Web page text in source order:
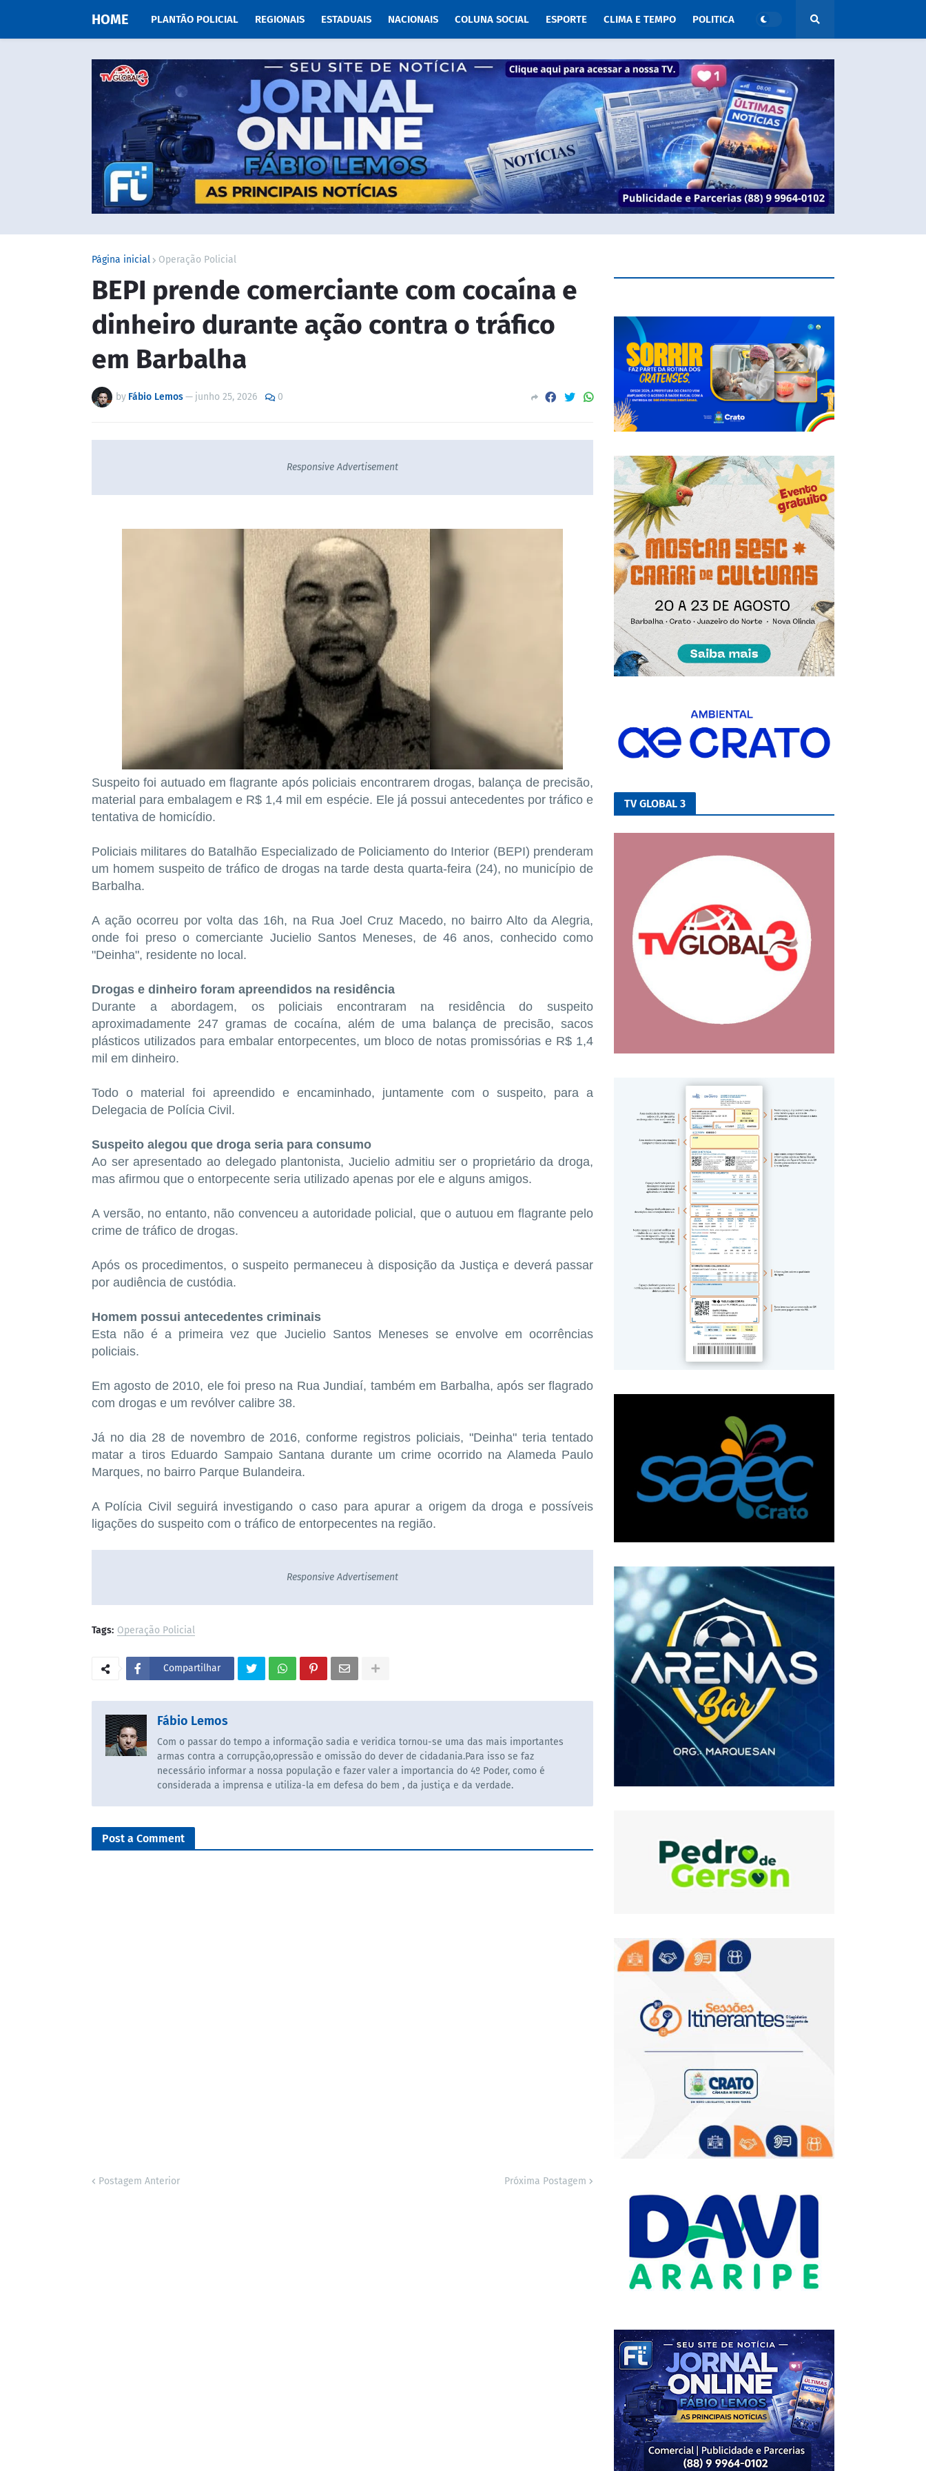
HOME PLANTÃO POLICIAL REGIONAIS ESTADUAIS NACIONAIS COLUNA SOCIAL ESPORTE CLIMA E TEMPO POLITICA
Página inicial Operação Policial
BEPI prende comerciante com cocaína e
dinheiro durante ação contra o tráfico
em Barbalha
by Fábio Lemos— junho 25, 2026 0
Responsive Advertisement
Suspeito foi autuado em flagrante após policiais encontrarem drogas, balança de precisão,
material para embalagem e R$ 1,4 mil em espécie. Ele já possui antecedentes por tráfico e
tentativa de homicídio.
Policiais militares do Batalhão Especializado de Policiamento do Interior (BEPI) prenderam
um homem suspeito de tráfico de drogas na tarde desta quarta-feira (24), no município de
Barbalha.
A ação ocorreu por volta das 16h, na Rua Joel Cruz Macedo, no bairro Alto da Alegria,
onde foi preso o comerciante Jucielio Santos Meneses, de 46 anos, conhecido como
"Deinha", residente no local.
Drogas e dinheiro foram apreendidos na residência
Durante a abordagem, os policiais encontraram na residência do suspeito
aproximadamente 247 gramas de cocaína, além de uma balança de precisão, sacos
plásticos utilizados para embalar entorpecentes, um bloco de notas promissórias e R$ 1,4
mil em dinheiro.
Todo o material foi apreendido e encaminhado, juntamente com o suspeito, para a
Delegacia de Polícia Civil.
Suspeito alegou que droga seria para consumo
Ao ser apresentado ao delegado plantonista, Jucielio admitiu ser o proprietário da droga,
mas afirmou que o entorpecente seria utilizado apenas por ele e alguns amigos.
A versão, no entanto, não convenceu a autoridade policial, que o autuou em flagrante pelo
crime de tráfico de drogas.
Após os procedimentos, o suspeito permaneceu à disposição da Justiça e deverá passar
por audiência de custódia.
Homem possui antecedentes criminais
Esta não é a primeira vez que Jucielio Santos Meneses se envolve em ocorrências
policiais.
Em agosto de 2010, ele foi preso na Rua Jundiaí, também em Barbalha, após ser flagrado
com drogas e um revólver calibre 38.
Já no dia 28 de novembro de 2016, conforme registros policiais, "Deinha" teria tentado
matar a tiros Eduardo Sampaio Santana durante um crime ocorrido na Alameda Paulo
Marques, no bairro Parque Bulandeira.
A Polícia Civil seguirá investigando o caso para apurar a origem da droga e possíveis
ligações do suspeito com o tráfico de entorpecentes na região.
Responsive Advertisement
Tags: Operação Policial
Compartilhar
Fábio Lemos
Com o passar do tempo a informação sadia e veridica tornou-se uma das mais importantes
armas contra a corrupção,opressão e omissão do dever de cidadania.Para isso se faz
necessário informar a nossa população e fazer valer a importancia do 4º Poder, como é
considerada a imprensa e utiliza-la em defesa do bem , da justiça e da verdade.
Post a Comment
Postagem Anterior Próxima Postagem
TV GLOBAL 3